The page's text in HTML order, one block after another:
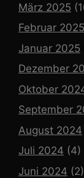
März 2025
Februar 2025
Januar 2025
Dezember
Oktober
September
August 2024
Juli 2024 (4)
Juni 2024 (2)